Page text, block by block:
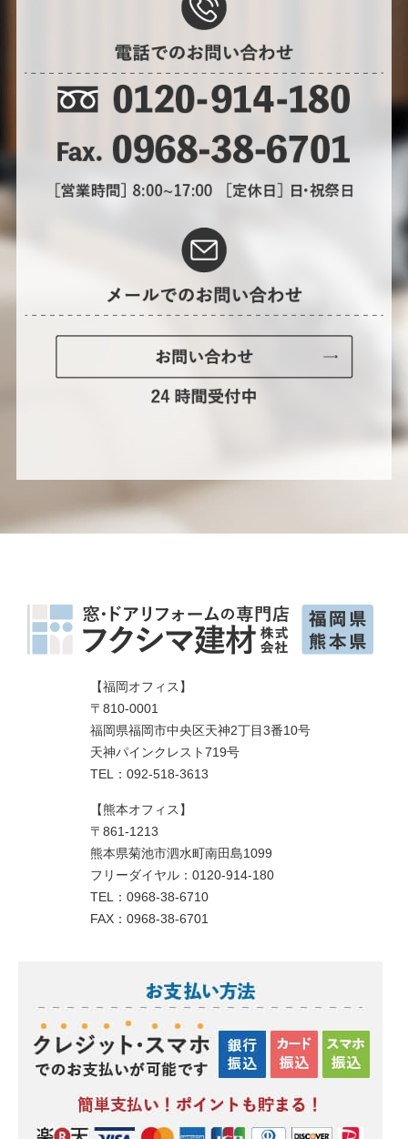
【福岡オフィス】
〒810-0001
福岡県福岡市中央区天神2丁目3番10号
天神パインクレスト719号
TEL：092-518-3613
【熊本オフィス】
〒861-1213
熊本県菊池市泗水町南田島1099
フリーダイヤル：0120-914-180
TEL：0968-38-6710
FAX：0968-38-6701